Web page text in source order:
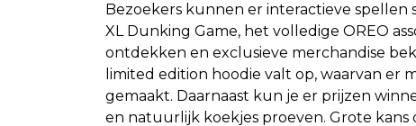
Bezoekers kunnen er interactieve spellen
XL Dunking Game, het volledige OREO
ontdekken en exclusieve merchandise
limited edition hoodie valt op, waarvan er
gemaakt. Daarnaast kun je er prijzen
en natuurlijk koekjes proeven. Grote kans